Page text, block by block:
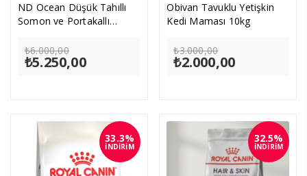
ND Ocean Düşük Tahıllı
Somon ve Portakallı
Maması 10kg
₺6.000,00Orijinal
fiyat:
₺6.000,00.
₺5.250,00Şu
Obivan Tavuklu Yetişkin
Kedi Maması 10kg
₺3.000,00Orijinal
fiyat:
₺3.000,00.
₺2.000,00Şu
33.3%
İNDİRİM
32.5%
İNDİRİM